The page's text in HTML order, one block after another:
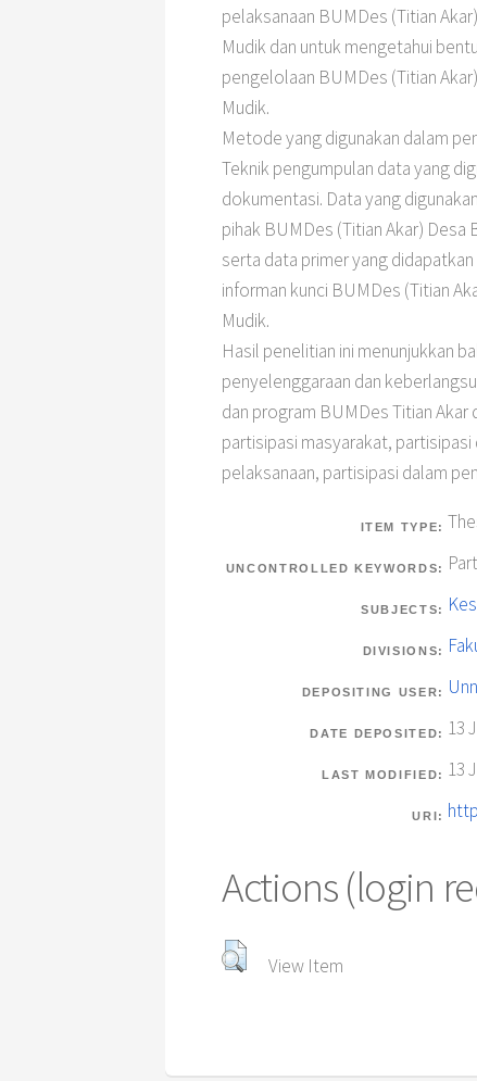
pelaksanaan BUMDes (Titian
Mudik dan untuk mengetahui
pengelolaan BUMDes (Titian
Mudik.
Metode yang digunakan dalam
Teknik pengumpulan data yang
dokumentasi. Data yang
pihak BUMDes (Titian Akar) Desa
serta data primer yang
informan kunci BUMDes (Titian
Mudik.
Hasil penelitian ini menunjukkan
penyelenggaraan dan
dan program BUMDes Titian
partisipasi masyarakat,
pelaksanaan, partisipasi dalam
ITEM TYPE:
UNCONTROLLED KEYWORDS:
SUBJECTS:
DIVISIONS:
DEPOSITING USER:
DATE DEPOSITED: 13
LAST MODIFIED: 13
URI:
Actions (login
View Item